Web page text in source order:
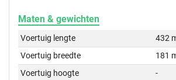
Maten & gewichten
Voertuig lengte
432
Voertuig breedte
181
Voertuig hoogte
-